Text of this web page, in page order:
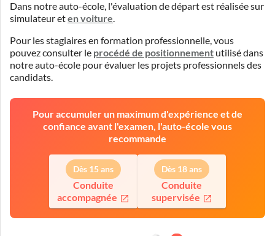
Dans notre auto-école, l'évaluation de départ est réaliséesur
simulateureten voiture.
Pour les stagiaires en formation professionnelle, vous
pouvez consulter le procédé de positionnement utilisé dans
notre auto-école pour évaluer les projets professionnels des
candidats.
Pour accumuler un maximum d'expérience et de
confiance avant l'examen, l'auto-école vous
recommande
Dès 15 ans
Conduite
accompagnée
Dès 18 ans
Conduite
supervisée